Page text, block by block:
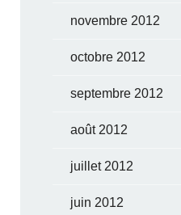
novembre 2012
octobre 2012
septembre 2012
août 2012
juillet 2012
juin 2012